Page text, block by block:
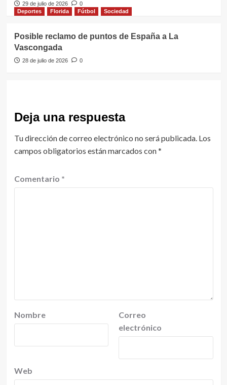
29 de julio de 2026
0
Deportes
Florida Fútbol Sociedad
Posible reclamo de puntos de España a La
Vascongada
28 de julio de 2026 0
Deja una respuesta
Tu dirección de correo electrónico no será publicada. Los
campos obligatorios están marcados con*
Comentario *
Nombre
Correo
electrónico
Web